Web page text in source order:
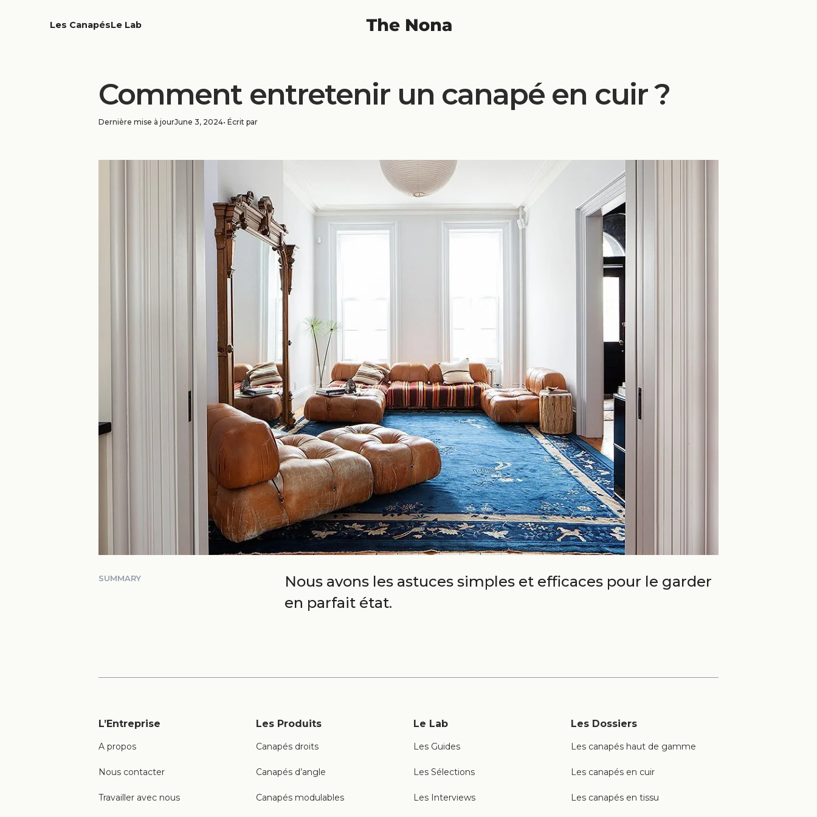
Les CanapésLe Lab
Comment entretenir un canapé en cuir ?
Dernière mise à jourJune 3, 2024• Écrit par
SUMMARY
Nous avons les astuces simples et efficaces pour le garder
en parfait état.
L’Entreprise
A propos
Nous contacter
Travailler avec nous
Les Produits
Canapés droits
Canapés d’angle
Canapés modulables
Le Lab
Les Guides
Les Sélections
Les Interviews
Les Dossiers
Les canapés haut de gamme
Les canapés en cuir
Les canapés en tissu